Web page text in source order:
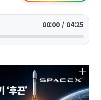
00:00 / 04:25